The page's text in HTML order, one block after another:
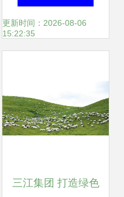
场 智慧牧场系统开
更新时间：2026-08-06
15:22:35
三江集团 打造绿色